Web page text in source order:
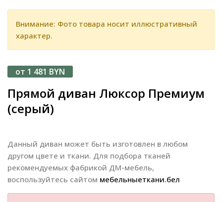
Внимание: Фото товара носит иллюстративный
характер.
от 1 481 BYN
Прямой диван Люксор Премиум
(серый)
Данный диван может быть изготовлен в любом
другом цвете и ткани. Для подбора тканей
рекомендуемых фабрикой ДМ-мебель,
воспользуйтесь сайтом мебельныеткани.бел